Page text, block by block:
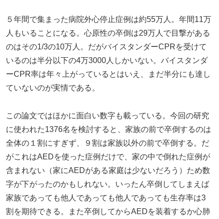
５年間で集まった病院外心停止症例は約55万人。年間11万
人もいることになる。心原性の卒倒は29万人で目撃がある
のはその1/3の10万人。だがバイスタンダーCPRを受けて
いるのは半分以下の4万3000人しかいない。バイスタンダ
ーCPR率は年々上がっているとはいえ、まだ半分にも達し
ていないのが実情である。
この論文ではほかに面白い数字も載っている。今回の研究
に使われた1376名を検討すると、家族の前で卒倒するのは
全体の１割にすぎず、９割は家族以外の前で卒倒する。だ
がこれはAEDを使った症例だけで、家の中で倒れた症例が
含まれない（家にAEDがある家庭は少ないだろう）ため数
字が下がったのかもしれない。いったん卒倒してしまえば
家族であっても他人であっても他人であっても生存率は3
割を期待できる。また卒倒してからAEDを装着するか心肺